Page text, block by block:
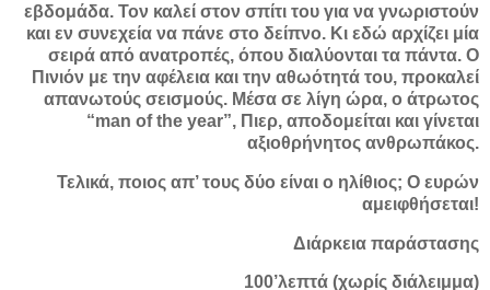
εβδομάδα. Τον καλεί στον σπίτι του για να γνωριστούν
και εν συνεχεία να πάνε στο δείπνο. Κι εδώ αρχίζει μία
σειρά από ανατροπές, όπου διαλύονται τα πάντα. Ο
Πινιόν με την αφέλεια και την αθωότητά του, προκαλεί
απανωτούς σεισμούς. Μέσα σε λίγη ώρα, ο άτρωτος
“man of the year”, Πιερ, αποδομείται και γίνεται
αξιοθρήνητος ανθρωπάκος.
Τελικά, ποιος απ’ τους δύο είναι ο ηλίθιος; Ο ευρών
αμειφθήσεται!
Διάρκεια παράστασης
100’λεπτά (χωρίς διάλειμμα)